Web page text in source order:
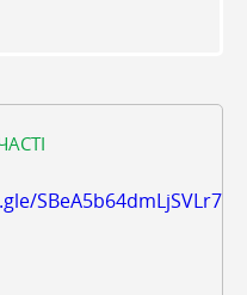
SBeA5b64dmLjSVLr7